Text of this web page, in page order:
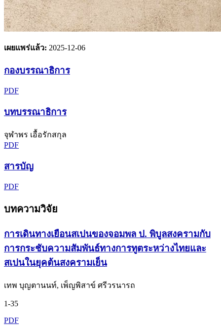
เผยแพร่แล้ว: 2025-12-06
กองบรรณาธิการ
PDF
บทบรรณาธิการ
จุฬาพร เอื้อรักสกุล
PDF
สารบัญ
PDF
บทความวิจัย
การเดินทางเยือนสเปนของจอมพล ป. พิบูลสงครามกับ
การกระชับความสัมพันธ์ทางการทูตระหว่างไทยและ
สเปนในยุคต้นสงครามเย็น
เทพ บุญตานนท์, เพ็ญพิสาข์ ศรีวรนารถ
1-35
PDF